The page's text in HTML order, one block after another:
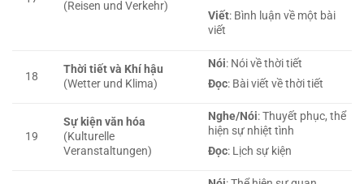
(Reisen und Verkehr)
Viết: Bình luận về một bài
viết
18
Thời tiết và Khí hậu
(Wetter und Klima)
Nói: Nói về thời tiết
Đọc: Bài viết về thời tiết
19
Sự kiện văn hóa
(Kulturelle
Veranstaltungen)
Nghe/Nói: Thuyết phục, thể
hiện sự nhiệt tình
Đọc: Lịch sự kiện